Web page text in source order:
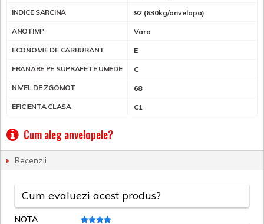
INDICE SARCINA 92 (630kg/anvelopa)
ANOTIMP Vara
ECONOMIE DE CARBURANT E
FRANARE PE SUPRAFETE UMEDE C
NIVEL DE ZGOMOT 68
EFICIENTA CLASA C1
Cum aleg anvelopele?
Recenzii
Cum evaluezi acest produs?
NOTA